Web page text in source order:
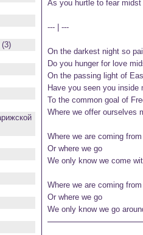
As you hurtle to fear
--- | ---
On the darkest night so
Do you hunger for love
On the passing light of
Have you seen you
To the common goal of
Where we offer ourselves
Where we are coming from
Or where we go
We only know we come
Where we are coming from
Or where we go
We only know we go